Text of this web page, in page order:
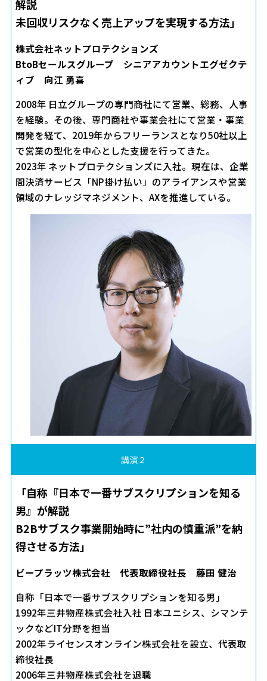
解説
未回収リスクなく売上アップを実現する方法」
株式会社ネットプロテクションズ
BtoBセールスグループ シニアアカウントエグゼクテ
ィブ 向江 勇喜
2008年 日立グループの専門商社にて営業、総務、人事
を経験。その後、専門商社や事業会社にて営業・事業
開発を経て、2019年からフリーランスとなり50社以上
で営業の型化を中心とした支援を行ってきた。
2023年 ネットプロテクションズに入社。現在は、企業
間決済サービス「NP掛け払い」のアライアンスや営業
領域のナレッジマネジメント、AXを推進している。
講演２
「自称『日本で一番サブスクリプションを知る
男』が解説
B2Bサブスク事業開始時に”社内の慎重派”を納
得させる方法」
ビープラッツ株式会社 代表取締役社長 藤田 健治
自称「日本で一番サブスクリプションを知る男」
1992年三井物産株式会社入社 日本ユニシス、シマンテ
ックなどIT分野を担当
2002年ライセンスオンライン株式会社を設立、代表取
締役社長
2006年三井物産株式会社を退職